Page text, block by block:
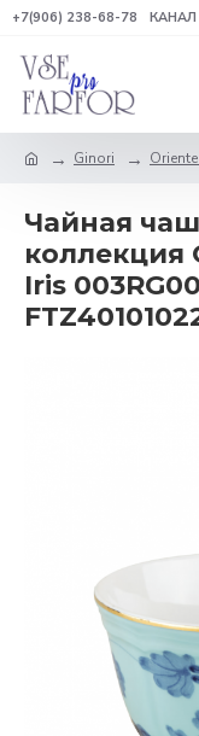
+7(906) 238-68-78 КАНАЛ
Ginori
Чайная
коллекция
Iris